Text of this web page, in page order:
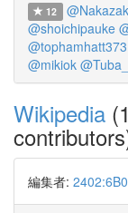
12
@shoichipauke
@tophamhatt373
@mikiok
Wikipedia
編集者: